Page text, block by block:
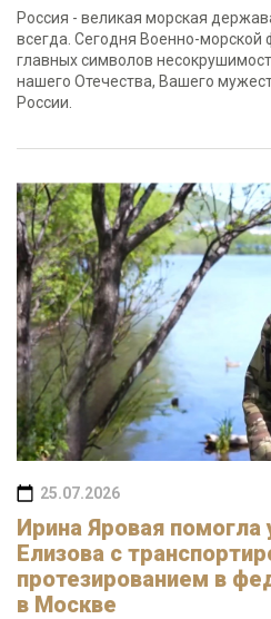
Россия - великая морская
всегда. Сегодня Военно-морской
главных символов
нашего Отечества, Вашего
России.
25.07.2026
Ирина Яровая помогла
Елизова с
протезированием в
в Москве